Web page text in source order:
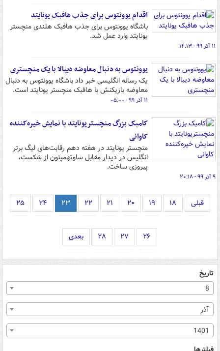
اقدام یوونتوس برای جذب هافبک یونایتد
باشگاه یوونتوس برای جذب هافبک هلندی منچستر
یونایتد وارد عمل شد.
۱۱ آذر ۹۹ - ۱۴:۱۳
یوونتوس به دنبال معاوضه دیبالا با یک منچستری
یک رسانه انگلیسی خبر داد باشگاه یوونتوس به دنبال
معاوضه بازیکنش با هافبک منچستر یونایتد است.
۱۱ آذر ۹۹ - ۰۵:۰۰
کامبک بزرگ منچستریونایتد با نمایش خیره‌کننده
کاوانی
منچستر یونایتد در هفته دهم رقابت‌های لیگ برتر
انگلیس در دیدار مقابل ساوتهمپتون از شکست،
پیروزی ساخت.
۹ آذر ۹۹ - ۲۰:۱۸
قبلی ۱۸ ۱۹ ۲۰ ۲۱ ۲۲ ۲۳ ۲۴ ۲۵
۲۶ ۲۷ ۲۸ بعدی
تاریخ
8
آذر
1401